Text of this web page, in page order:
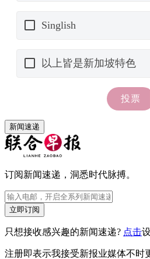
新闻速递
订阅新闻速递，洞悉时代脉搏。
立即订阅
只想接收感兴趣的新闻速递? 点击
注册即表示我接受新报业媒体不时